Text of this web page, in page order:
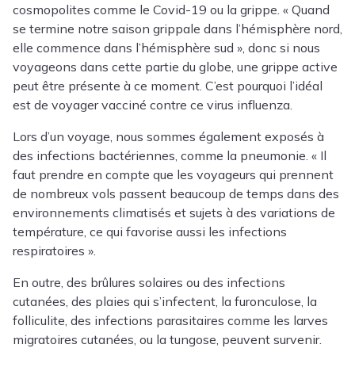
cosmopolites comme le Covid-19 ou la grippe. « Quand
se termine notre saison grippale dans l’hémisphère nord,
elle commence dans l’hémisphère sud », donc si nous
voyageons dans cette partie du globe, une grippe active
peut être présente à ce moment. C’est pourquoi l’idéal
est de voyager vacciné contre ce virus influenza.
Lors d’un voyage, nous sommes également exposés à
des infections bactériennes, comme la pneumonie. « Il
faut prendre en compte que les voyageurs qui prennent
de nombreux vols passent beaucoup de temps dans des
environnements climatisés et sujets à des variations de
température, ce qui favorise aussi les infections
respiratoires ».
En outre, des brûlures solaires ou des infections
cutanées, des plaies qui s’infectent, la furonculose, la
folliculite, des infections parasitaires comme les larves
migratoires cutanées, ou la tungose, peuvent survenir.